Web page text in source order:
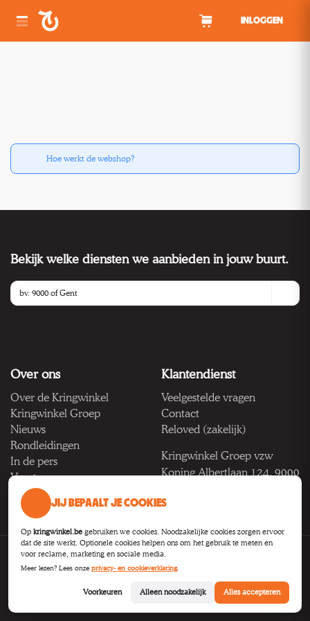
INLOGGEN
Hoe werkt de webshop?
Bekijk welke diensten we aanbieden in jouw buurt.
Over ons
Over de Kringwinkel
Kringwinkel Groep
Nieuws
Rondleidingen
In de pers
Vacatures
Klantendienst
Veelgestelde vragen
Contact
Reloved (zakelijk)
Kringwinkel Groep vzw
Koning Albertlaan 124, 9000
BTW BE 1033.922.208
Kringwinkel Groep VZW.
PrivacyVoorwaardenToegankelijkheid
B2B
JIJ BEPAALT JE COOKIES
Op kringwinkel.be gebruiken we cookies. Noodzakelijke cookies zorgen ervoor
dat de site werkt. Optionele cookies helpen ons om het gebruik te meten en
voor reclame, marketing en sociale media.
Meer lezen? Lees onze privacy- en cookieverklaring.
Voorkeuren Alleen noodzakelijk Alles accepteren